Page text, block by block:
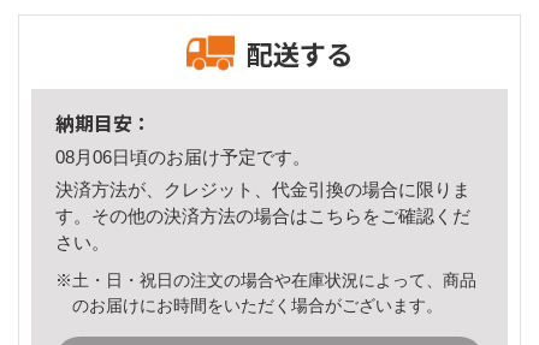
配送する
納期目安：
08月06日頃のお届け予定です。
決済方法が、クレジット、代金引換の場合に限りま
す。その他の決済方法の場合はこちら をご確認くだ
さい。
※土・日・祝日の注文の場合や在庫状況によって、商品
のお届けにお時間をいただく場合がございます。